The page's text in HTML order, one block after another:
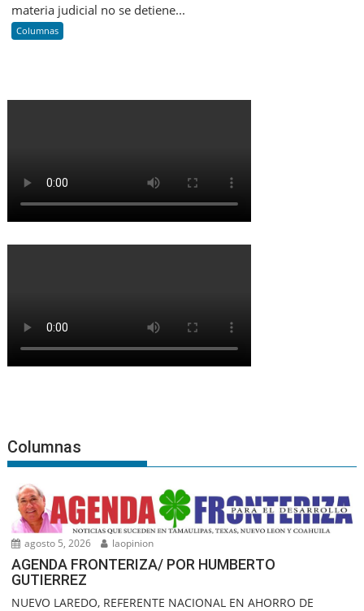
materia judicial no se detiene...
Columnas
Columnas
agosto 5, 2026 laopinion
AGENDA FRONTERIZA/ POR HUMBERTO
GUTIERREZ
NUEVO LAREDO, REFERENTE NACIONAL EN AHORRO DE